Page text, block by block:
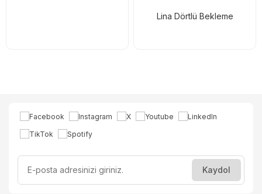
Lina Dörtlü Bekleme